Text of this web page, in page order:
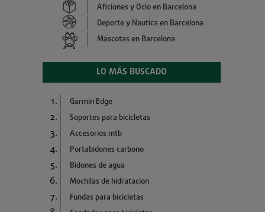
Aficiones y Ocio en Barcelona
Deporte y Nautica en Barcelona
Mascotas en Barcelona
LO MÁS BUSCADO
Garmin Edge
Soportes para bicicletas
Accesorios mtb
Portabidones carbono
Bidones de agua
Mochilas de hidratacion
Fundas para bicicletas